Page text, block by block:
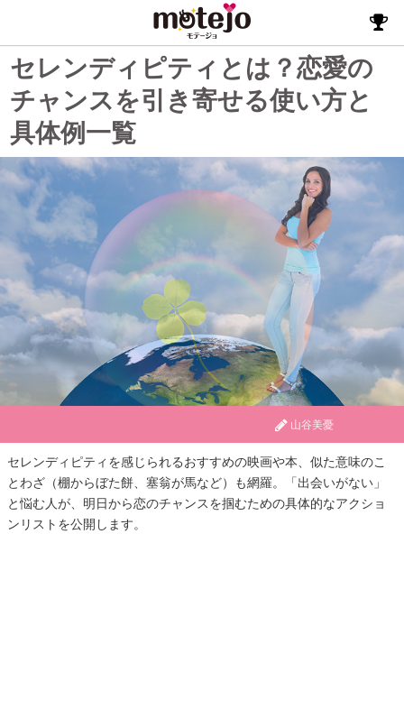
セレンディピティとは？恋愛の
チャンスを引き寄せる使い方と
具体例一覧
山谷美憂
セレンディピティを感じられるおすすめの映画や本、似た意味のこ
とわざ（棚からぼた餅、塞翁が馬など）も網羅。「出会いがない」
と悩む人が、明日から恋のチャンスを掴むための具体的なアクショ
ンリストを公開します。